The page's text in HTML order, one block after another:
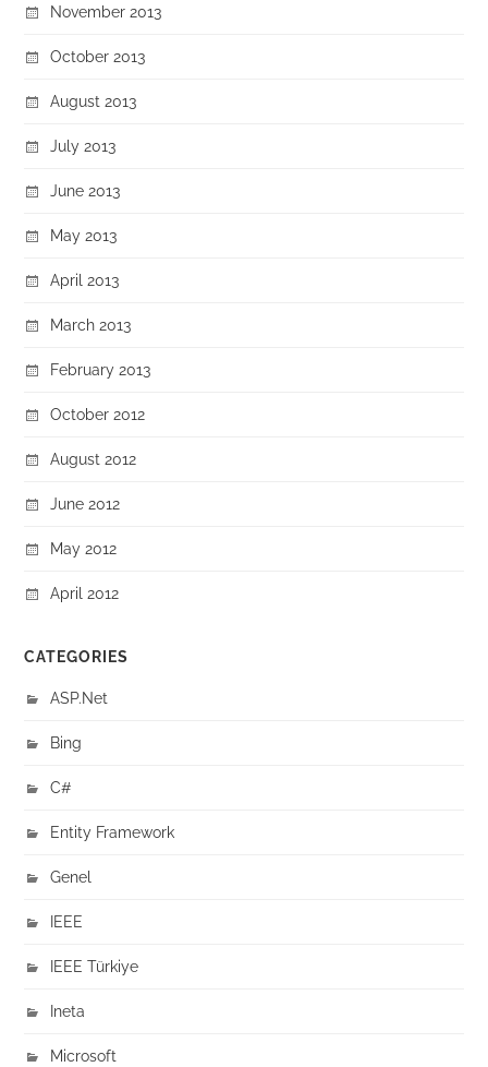
November 2013
October 2013
August 2013
July 2013
June 2013
May 2013
April 2013
March 2013
February 2013
October 2012
August 2012
June 2012
May 2012
April 2012
CATEGORIES
ASP.Net
Bing
C#
Entity Framework
Genel
IEEE
IEEE Türkiye
Ineta
Microsoft